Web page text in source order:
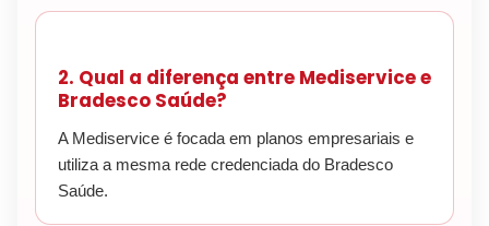
2. Qual a diferença entre Mediservice e
Bradesco Saúde?
A Mediservice é focada em planos empresariais e
utiliza a mesma rede credenciada do Bradesco
Saúde.